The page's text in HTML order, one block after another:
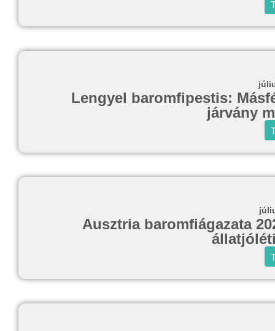
Lengyel baromfipestis:
járvány
Ausztria baromfiágazata